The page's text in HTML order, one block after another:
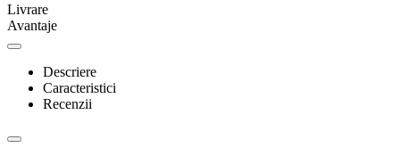
Livrare
Avantaje
Descriere
Caracteristici
Recenzii